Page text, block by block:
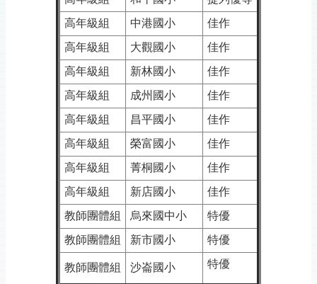
高年級組
中港國小
佳作
高年級組
大觀國小
佳作
高年級組
新林國小
佳作
高年級組
成州國小
佳作
高年級組
昌平國小
佳作
高年級組
榮富國小
佳作
高年級組
菁桐國小
佳作
高年級組
新店國小
佳作
教師團體組
烏來國中小
特優
教師團體組
新市國小 特優
教師團體組 沙崙國小 特優